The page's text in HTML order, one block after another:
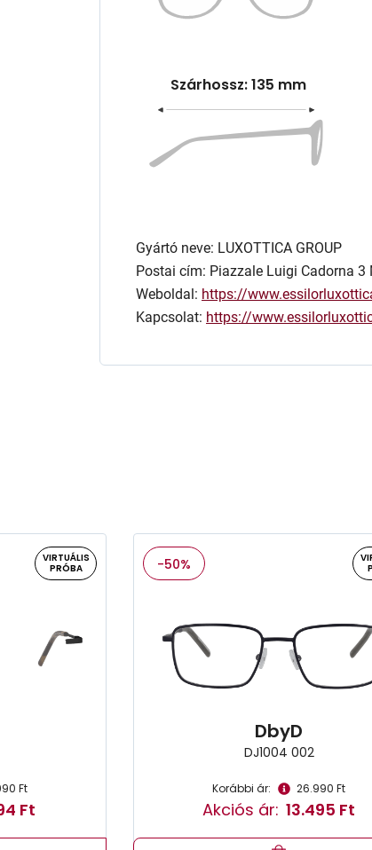
Szárhossz: 135 mm
Gyártó neve: LUXOTTICA GROUP
Postai cím: Piazzale Luigi Cadorna
Weboldal: https://
Kapcsolat: https://
VIRTUÁLIS
PRÓBA
Ft
Ft
-50%
DbyD
DJ1004 002
Korábbi ár: 26.990 Ft
Akciós ár: 13.495 Ft